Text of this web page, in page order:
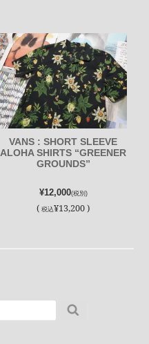
VANS : SHORT SLEEVE
ALOHA SHIRTS “GREENER
GROUNDS”
¥12,000(税別)
(税込¥13,200 )